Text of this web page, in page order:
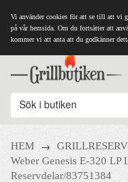
Vi använder cookies för att se till att vi
på vår hemsida. Om du fortsätter att
kommer vi att anta att du godkänner
HEM →
Weber Genesis E-320 LP
Reservdelar/83751384